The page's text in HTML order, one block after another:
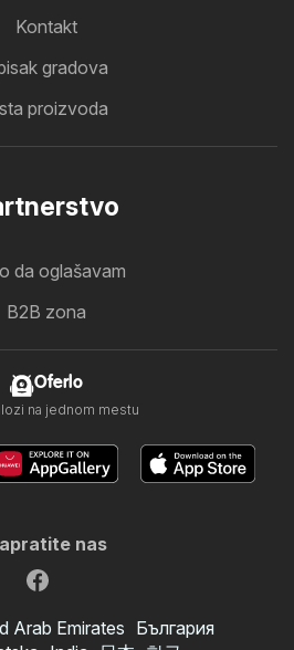
Kontakt
gradova
proizvoda
da oglašavam
B2B zona
Oferlo
na jednom mestu
nas
Arab Emirates България